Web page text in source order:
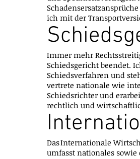
ich mit der
Immer mehr
Schiedsgericht beendet.
Schiedsverfahren und
vertrete nationale wie
Schiedsrichter und
rechtlich und
Das Internationale
umfasst nationales